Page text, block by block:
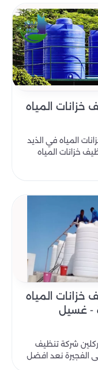
خزانات المياه
المياه في الذيد
خزانات المياه
خزانات المياه
- غسيل
شركة تنظيف
الفجيرة نعد افضل